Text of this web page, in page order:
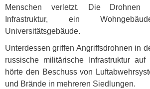
Menschen verletzt. Die Drohnen
Infrastruktur, ein
Universitätsgebäude.
Unterdessen griffen Angriffsdrohnen in
russische militärische Infrastruktur
hörte den Beschuss von
und Brände in mehreren Siedlungen.